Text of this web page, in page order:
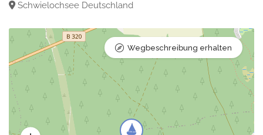
Schwielochsee Deutschland
Wegbeschreibung erhalten